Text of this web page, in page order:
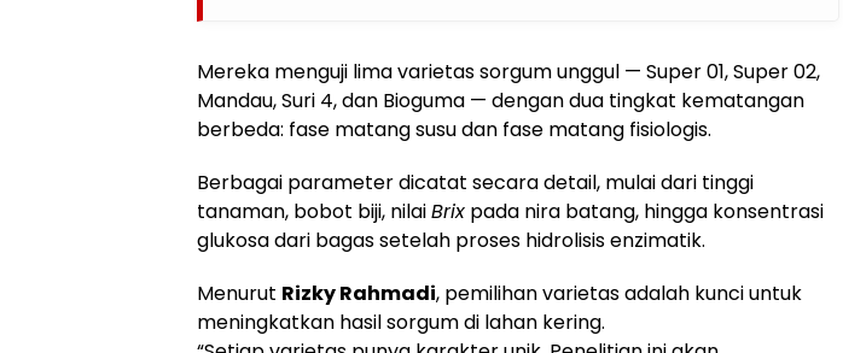
Mereka menguji lima varietas sorgum unggul — Super 01, Super 02,
Mandau, Suri 4, dan Bioguma — dengan dua tingkat kematangan
berbeda: fase matang susu dan fase matang fisiologis.
Berbagai parameter dicatat secara detail, mulai dari tinggi
tanaman, bobot biji, nilaiBrix pada nira batang, hingga konsentrasi
glukosa dari bagas setelah proses hidrolisis enzimatik.
Menurut Rizky Rahmadi, pemilihan varietas adalah kunci untuk
meningkatkan hasil sorgum di lahan kering.